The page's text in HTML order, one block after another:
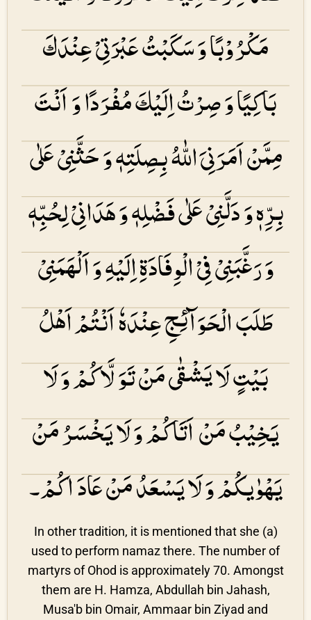
مَكْرُوْبًا وَ سَكَبْتُ عَبْرَتِیْ عِنْدَكَ
بَاكِیًا وَ صِرْتُ اِلَیْكَ مُفْرَدًا وَ اَنْتَ
مِمَّنْ اَمَرَنِیَ اللّٰهُ بِصِلَتِهٖ وَ حَثَّنِیْ عَلٰی
بِرِّهٖ وَ دَلَّنِیْ عَلٰی فَضْلِهٖ وَ ھَدَانِیْ لِحُبِّهٖ
وَ رَغَّبَنِیْ فِیْ الْوِفَادَۃِ اِلَیْهِ وَ اَلْھَمَنِیْ
طَلَبَ الْحَوَآئِجِ عِنْدَهٗ اَنْتُمْ اَھْلُ
بَیْتٍ لَا یَشْقٰی مَنْ تَوَلَّاكُمْ وَ لَا
یَخِیْبُ مَنْ اَتَاكُمْ وَ لَا یَخْسَرُ مَنْ
یَھْوٰیكُمْ وَ لَا یَسْعَدُ مَنْ عَادَاكُمْ۔
In other tradition, it is mentioned that she (a)
used to perform namaz there. The number of
martyrs of Ohod is approximately 70. Amongst
them are H. Hamza, Abdullah bin Jahash,
Musa'b bin Omair, Ammaar bin Ziyad and